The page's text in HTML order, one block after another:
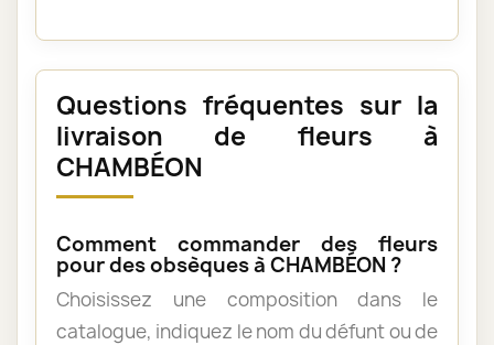
Questions fréquentes sur la
livraison de fleurs à
CHAMBÉON
Comment commander des fleurs
pour des obsèques à CHAMBÉON ?
Choisissez une composition dans le
catalogue, indiquez le nom du défunt ou de